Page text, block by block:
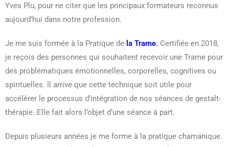
Yves Plu, pour ne citer que les principaux formateurs reconnus
aujourd’hui dans notre profession.
Je me suis formée à la Pratique de la Trame. Certifiée en 2018,
je reçois des personnes qui souhaitent recevoir une Trame pour
des problématiques émotionnelles, corporelles, cognitives ou
spirituelles. Il arrive que cette technique soit utile pour
accélérer le processus d’intégration de nos séances de gestalt-
thérapie. Elle fait alors l’objet d’une séance à part.
Depuis plusieurs années je me forme à la pratique chamanique.